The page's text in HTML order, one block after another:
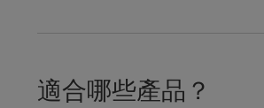
適合哪些產品？